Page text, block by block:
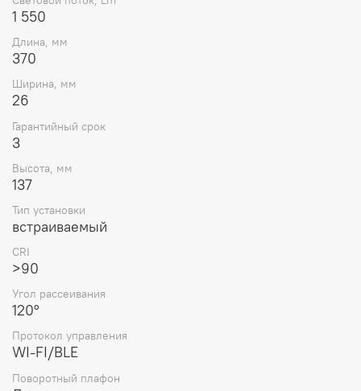
1 550
Длина, мм
370
Ширина, мм
26
Гарантийный срок
3
Высота, мм
137
Тип установки
встраиваемый
CRI
>90
Угол рассеивания
120°
Протокол управления
WI-FI/BLE
Поворотный плафон